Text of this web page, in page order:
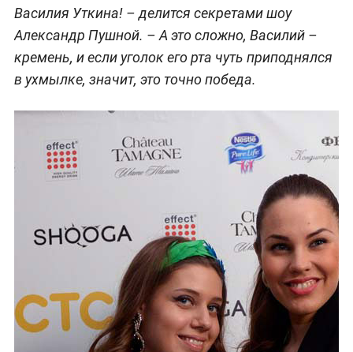
Василия Уткина!– делится секретами шоу
Александр Пушной. – А это сложно, Василий –
кремень, и если уголок его рта чуть приподнялся
в ухмылке, значит, это точно победа.